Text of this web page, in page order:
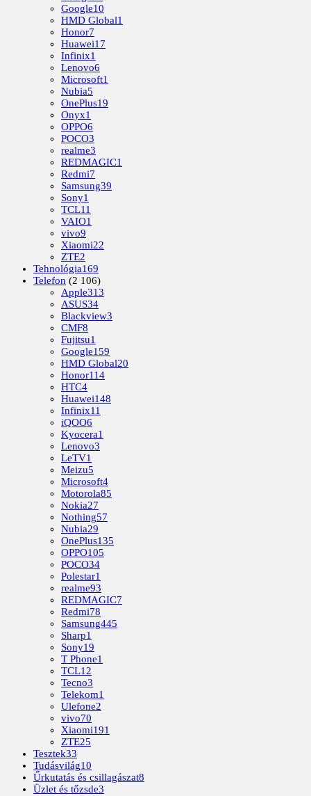
Google10
HMD Global1
Honor7
Huawei17
Infinix1
Lenovo6
Microsoft1
Nubia5
OnePlus19
Onyx1
OPPO6
POCO3
realme3
REDMAGIC1
Redmi7
Samsung39
Sony1
TCL11
VAIO1
vivo9
Xiaomi22
ZTE2
Tehnológia169
Telefon (2 106)
Apple313
ASUS34
Blackview3
CMF8
Fujitsu1
Google159
HMD Global20
Honor114
HTC4
Huawei148
Infinix11
iQOO6
Kyocera1
Lenovo3
LeTV1
Meizu5
Microsoft4
Motorola85
Nokia27
Nothing57
Nubia29
OnePlus135
OPPO105
POCO34
Polestar1
realme93
REDMAGIC7
Redmi78
Samsung445
Sharp1
Sony19
T Phone1
TCL12
Tecno3
Telekom1
Ulefone2
vivo70
Xiaomi191
ZTE25
Tesztek33
Tudásvilág10
Űrkutatás és csillagászat8
Üzlet és tőzsde3